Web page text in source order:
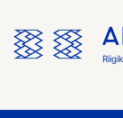
menüü
vahele